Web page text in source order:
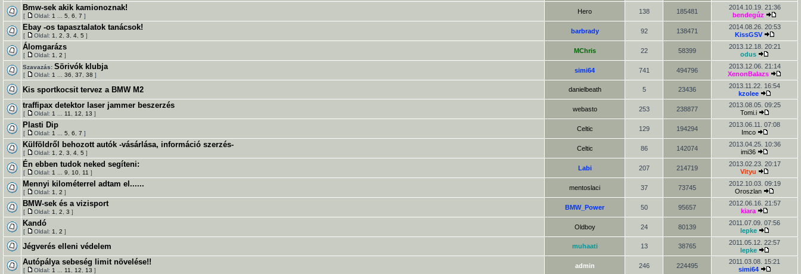
Bmw-sek akik kamionoznak!
[ Oldal: 1 5 6 7 ]
Hero 138 185481
2014.10.19. 21:36
bendegúz
Ebay -os tapasztalatok tanácsok!
[ Oldal: 1 2 3 4 5 ]
barbrady 92 138471
2014.08.26. 20:53
KissGSV
Álomgarázs
[ Oldal: 1 2 ]
MChris 22 58399
2013.12.18. 20:21
odus
Szavazás: Sörivók klubja
[ Oldal: 1 36 37 38 ]
simi64 741 494796
2013.12.06. 21:14
XenonBalazs
Kis sportkocsit tervez a BMW M2 danielbeath 5 23436
2013.11.22. 16:54
kzolee
traffipax detektor laser jammer beszerzés
[ Oldal: 1 11 12 13 ]
webasto 253 238877
2013.08.05. 09:25
Tomi.i
Plasti Dip
[ Oldal: 1 5 6 7 ]
Celtic 129 194294
2013.06.11. 07:08
Imco
Külföldről behozott autók -vásárlása, információ szerzés-
[ Oldal: 1 2 3 4 5 ]
Celtic 86 142074
2013.04.25. 10:36
imi36
Én ebben tudok neked segíteni:
[ Oldal: 1 9 10 11 ]
Labi 207 214719
2013.02.23. 20:17
Vityu
Mennyi kilométerrel adtam el......
[ Oldal: 1 2 ]
mentoslaci 37 73745
2012.10.03. 09:19
Oroszlan
BMW-sek és a vizisport
[ Oldal: 1 2 3 ]
BMW_Power 50 95657
2012.06.16. 21:57
kiara
Kandó
[ Oldal: 1 2 ]
Oldboy 24 80139
2011.07.09. 07:56
lepke
Jégverés elleni védelem muhaati 13 38765
2011.05.12. 22:57
lepke
Autópálya sebeség limit növelése!!
[ Oldal: 1 11 12 13 ]
admin 246 224495
2011.03.08. 15:21
simi64